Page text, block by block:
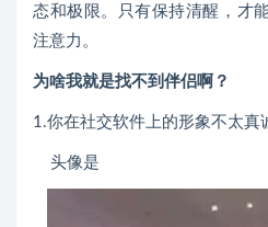
态和极限。只有保持清醒，才
注意力。
为啥我就是找不到伴侣啊？
1.你在社交软件上的形象不太真
头像是